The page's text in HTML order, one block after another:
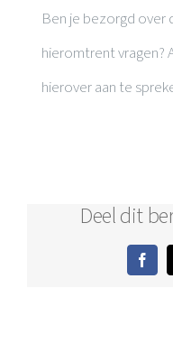
Ben je bezorgd over
hieromtrent vragen?
hierover aan te
Deel dit